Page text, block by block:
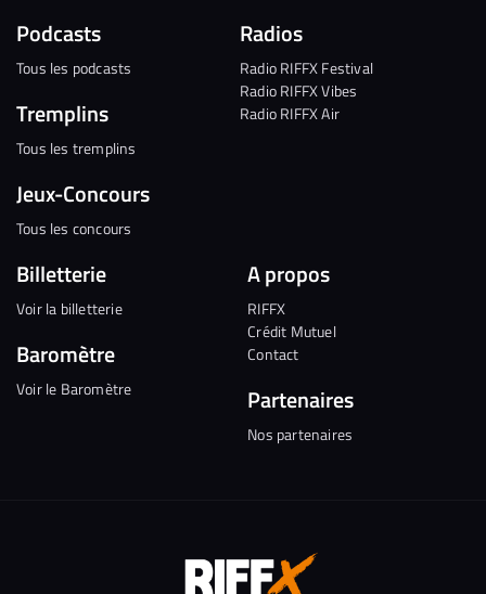
Podcasts
Tous les podcasts
Tremplins
Tous les tremplins
Jeux-Concours
Tous les concours
Radios
Radio RIFFX Festival
Radio RIFFX Vibes
Radio RIFFX Air
Billetterie
Voir la billetterie
Baromètre
Voir le Baromètre
A propos
RIFFX
Crédit Mutuel
Contact
Partenaires
Nos partenaires